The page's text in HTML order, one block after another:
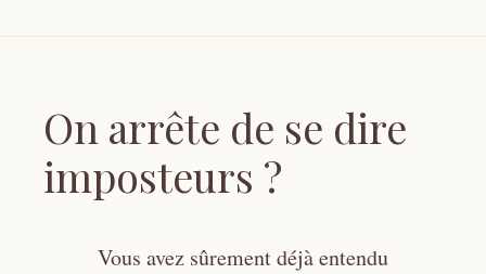
On arrête de se dire
imposteurs ?
Vous avez sûrement déjà entendu